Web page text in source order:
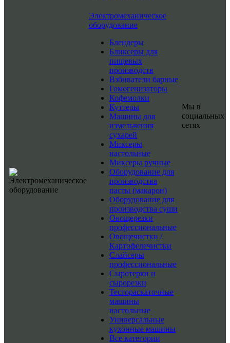
Электромеханическое
оборудование
Блендеры
Бликсеры для
пищевых
производств
Взбиватели барные
Гомогенизаторы
Кофемолки
Куттеры
Машины для
измельчения
сухарей
Миксеры
настольные
Миксеры ручные
Оборудование для
производства
пасты (макарон)
Оборудование для
производства суши
Овощерезки
профессиональные
Овощечистки /
Картофелечистки
Слайсеры
профессиональные
Сыротерки и
сырорезки
Тестораскаточные
машины
настольные
Универсальные
кухонные машины
Все категории
Мы в
социальных
сетях